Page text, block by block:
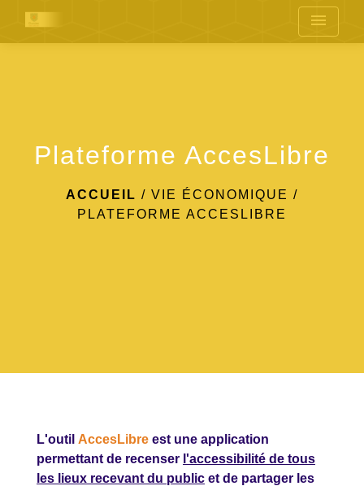
menu
Plateforme AccesLibre
ACCUEIL / VIE ÉCONOMIQUE /
PLATEFORME ACCESLIBRE
L'outil AccesLibre est une application
permettant de recenser l'accessibilité de tous
les lieux recevant du public et de partager les